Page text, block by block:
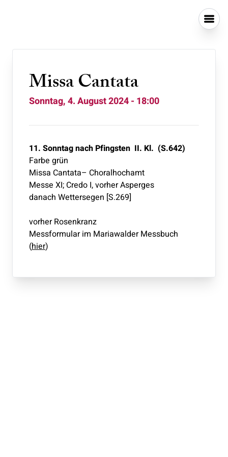
Missa Cantata
Sonntag, 4. August 2024 - 18:00
11. Sonntag nach Pfingsten II. Kl. (S.642)
Farbe grün
Missa Cantata– Choralhochamt
Messe XI; Credo I, vorher Asperges
danach Wettersegen [S.269]
vorher Rosenkranz
Messformular im Mariawalder Messbuch
(hier)